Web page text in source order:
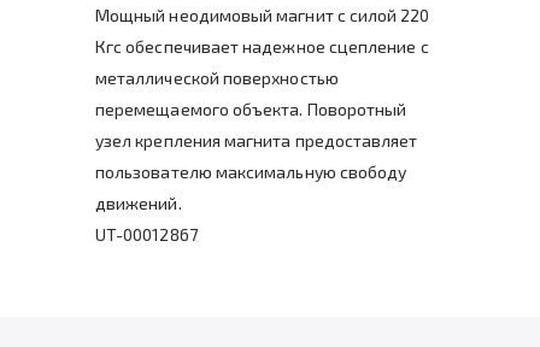
Мощный неодимовый магнит с силой 220
Кгс обеспечивает надежное сцепление с
металлической поверхностью
перемещаемого объекта. Поворотный
узел крепления магнита предоставляет
пользователю максимальную свободу
движений.
UT-00012867